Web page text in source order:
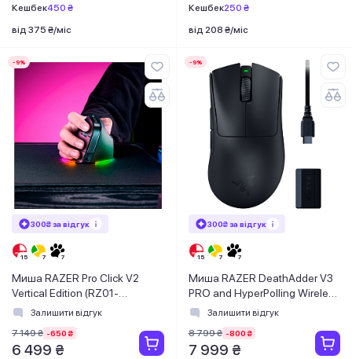
Кешбек450 ₴
від 375 ₴/міс
Кешбек250 ₴
від 208 ₴/міс
-9%
300₴ за відгук
Миша RAZER Pro Click V2
Vertical Edition (RZ01-
05250100-R3G1)
Залишити відгук
7 149 ₴ -650 ₴
6 499 ₴
-9%
300₴ за відгук
Миша RAZER DeathAdder V3
PRO and HyperPolling Wireless
Dongle (RZ01-04630300-
Залишити відгук
8 799 ₴ -800 ₴
7 999 ₴